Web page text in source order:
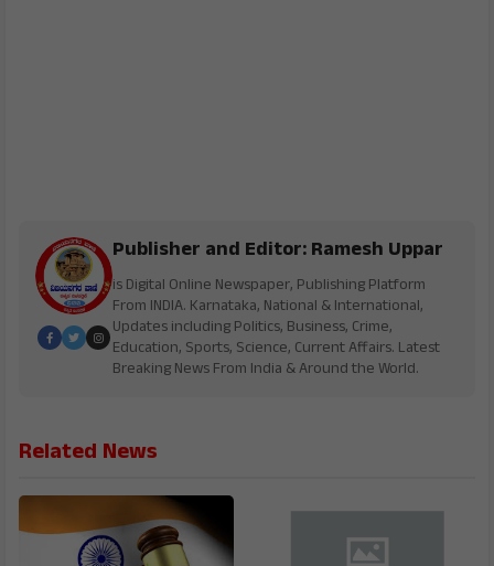
Publisher and Editor: Ramesh Uppar
is Digital Online Newspaper, Publishing Platform
From INDIA. Karnataka, National & International,
Updates including Politics, Business, Crime,
Education, Sports, Science, Current Affairs. Latest
Breaking News From India & Around the World.
Related News